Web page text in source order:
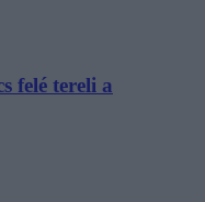
felé tereli a